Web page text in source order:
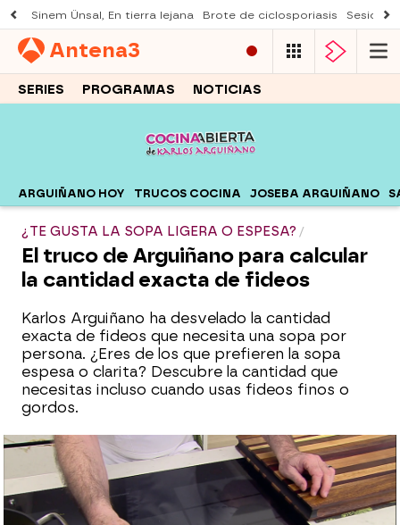
Sinem Ünsal, En tierra lejana Brote de ciclosporiasis Sesión
Antena3
SERIES PROGRAMAS NOTICIAS
ARGUIÑANO HOY TRUCOS COCINA JOSEBA ARGUIÑANO
¿TE GUSTA LA SOPA LIGERA O ESPESA?
El truco de Arguiñano para calcular
la cantidad exacta de fideos
Karlos Arguiñano ha desvelado la cantidad
exacta de fideos que necesita una sopa por
persona. ¿Eres de los que prefieren la sopa
espesa o clarita? Descubre la cantidad que
necesitas incluso cuando usas fideos finos o
gordos.